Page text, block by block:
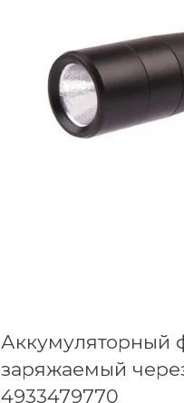
Аккумуляторный
заряжаемый
4933479770